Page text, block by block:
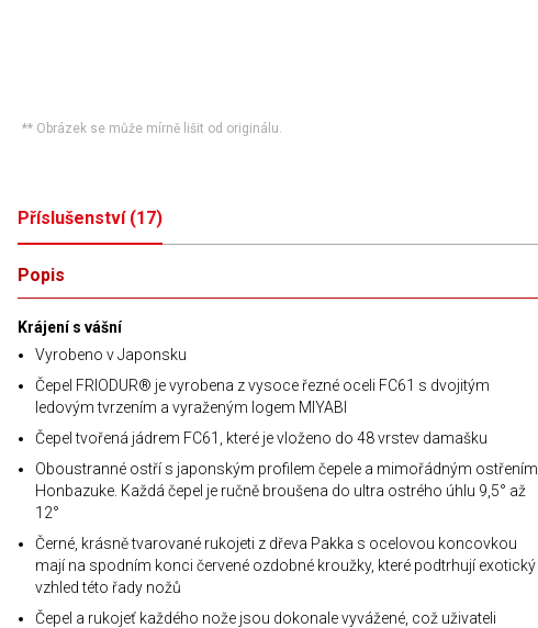
** Obrázek se může mírně lišit od originálu.
Příslušenství(17)
Popis
Krájení s vášní
Vyrobeno v Japonsku
Čepel FRIODUR® je vyrobena z vysoce řezné oceli FC61 s dvojitým
ledovým tvrzením a vyraženým logem MIYABI
Čepel tvořená jádrem FC61, které je vloženo do 48 vrstev damašku
Oboustranné ostří s japonským profilem čepele a mimořádným ostřením
Honbazuke. Každá čepel je ručně broušena do ultra ostrého úhlu 9,5° až
12°
Černé, krásně tvarované rukojeti z dřeva Pakka s ocelovou koncovkou
mají na spodním konci červené ozdobné kroužky, které podtrhují exotický
vzhled této řady nožů
Čepel a rukojeť každého nože jsou dokonale vyvážené, což uživateli